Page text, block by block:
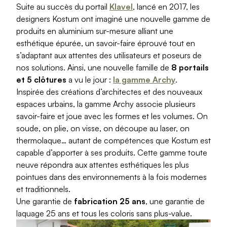
Produits > Habillages extérieur aluminium > Habillage de
Produits > Habillages extérieur aluminium > Habillage de
Produits > Habillages extérieur aluminium > Habillage de
Produits > Habillages extérieur aluminium > Habillage de
Produits > Habillages extérieur aluminium > Habillage de
Produits > Habillages extérieur aluminium > Treillis
Produits > Produits par collection > Comparer les
Produits > Produits par collection > Collection Archy
Produits > Produits par collection > Collection Cosy
Produits > Produits par collection > Collection Trady
Produits > Produits par collection > Collection Fresk
Produits > Produits par collection > Collection Bois
Produits > Produits par collection > Collection Ceklo
Produits > Coloris et décors > Coloris aluminium
Produits > Coloris et décors > Coloris aluminium ton bois
Produits > Coloris et décors > Essences de bois
Produits > Coloris et décors > Coloris sur-mesure
Produits > Coloris et décors > Décors Fresk
Produits > Options > Poteaux
Suite au succès du portail Klavel, lancé en 2017, les
designers Kostum ont imaginé une nouvelle gamme de
produits en aluminium sur-mesure alliant une
esthétique épurée, un savoir-faire éprouvé tout en
s’adaptant aux attentes des utilisateurs et poseurs de
nos solutions. Ainsi, une nouvelle famille de 8 portails
et 5 clôtures a vu le jour : la gamme Archy.
Inspirée des créations d’architectes et des nouveaux
espaces urbains, la gamme Archy associe plusieurs
savoir-faire et joue avec les formes et les volumes. On
soude, on plie, on visse, on découpe au laser, on
thermolaque… autant de compétences que Kostum est
capable d’apporter à ses produits. Cette gamme toute
neuve répondra aux attentes esthétiques les plus
pointues dans des environnements à la fois modernes
et traditionnels.
Une garantie de fabrication 25 ans, une garantie de
laquage 25 ans et tous les coloris sans plus-value.